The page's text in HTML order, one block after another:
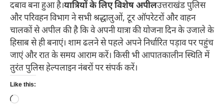
दबाव बना हुआ है।​यात्रियों के लिए विशेष अपीलउत्तराखंड पुलिस
और परिवहन विभाग ने सभी श्रद्धालुओं, टूर ऑपरेटरों और वाहन
चालकों से अपील की है कि वे अपनी यात्रा की योजना दिन के उजाले के
हिसाब से ही बनाएं। शाम ढलने से पहले अपने निर्धारित पड़ाव पर पहुंच
जाएं और रात के समय आराम करें। किसी भी आपातकालीन स्थिति में
तुरंत पुलिस हेल्पलाइन नंबरों पर संपर्क करें।
Like this:
Loading…